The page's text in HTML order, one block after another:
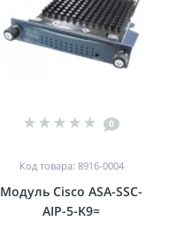
0
Код товара: 8916-0004
Модуль Cisco ASA-SSC-
AIP-5-K9=